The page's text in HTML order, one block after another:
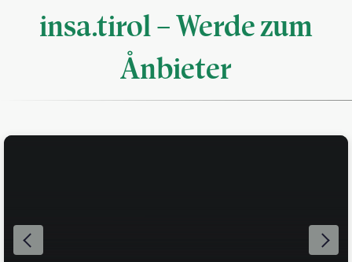
insa.tirol – Werde zum
Ånbieter